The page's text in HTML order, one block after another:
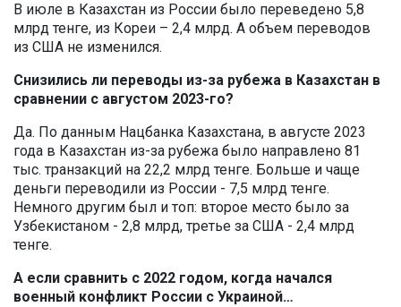
В июле в Казахстан из России было переведено 5,8
млрд тенге, из Кореи – 2,4 млрд. А объем переводов
из США не изменился.
Снизились ли переводы из-за рубежа в Казахстан в
сравнении с августом 2023-го?
Да. По данным Нацбанка Казахстана, в августе 2023
года в Казахстан из-за рубежа было направлено 81
тыс. транзакций на 22,2 млрд тенге. Больше и чаще
деньги переводили из России - 7,5 млрд тенге.
Немного другим был и топ: второе место было за
Узбекистаном - 2,8 млрд, третье за США - 2,4 млрд
тенге.
А если сравнить с 2022 годом, когда начался
военный конфликт России с Украиной…